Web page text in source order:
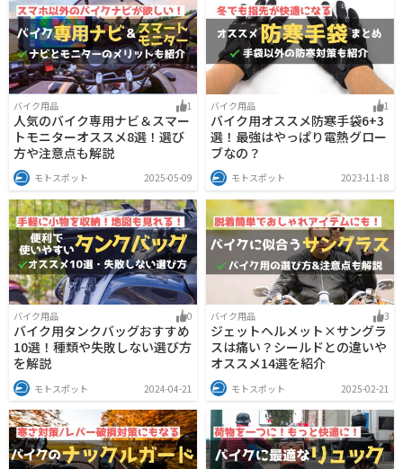
バイク用品 1
人気のバイク専用ナビ＆スマー
トモニターオススメ8選！選び
方や注意点も解説
モトスポット 2025-05-09
バイク用品 1
バイク用オススメ防寒手袋6+3
選！最強はやっぱり電熱グロー
ブなの？
モトスポット 2023-11-18
バイク用品 0
バイク用タンクバッグおすすめ
10選！種類や失敗しない選び方
を解説
モトスポット 2024-04-21
バイク用品 3
ジェットヘルメット×サングラ
スは痛い？シールドとの違いや
オススメ14選を紹介
モトスポット 2025-02-21